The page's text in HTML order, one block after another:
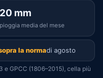
20 mm
pioggia media del mese
la normadi agosto
GPCC (1806–2015), cella più